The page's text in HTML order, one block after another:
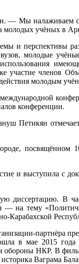
— Мы налаживаем
молодых учёных в
и перспективы
молодые
участие членов
молодым
конференции.
Петикян
посвящённом
и выступила с
диссертацию.
на тему
Карабахской
партнёра
в мае 2015
НКР. В
Ваграма